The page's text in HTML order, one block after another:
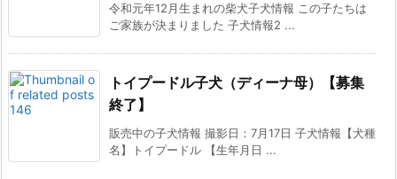
令和元年12月生まれの柴犬子犬情報 この子たちは
ご家族が決まりました 子犬情報2 ...
トイプードル子犬（ディーナ母）【募集
終了】
販売中の子犬情報 撮影日：7月17日 子犬情報【犬種
名】トイプードル 【生年月日 ...